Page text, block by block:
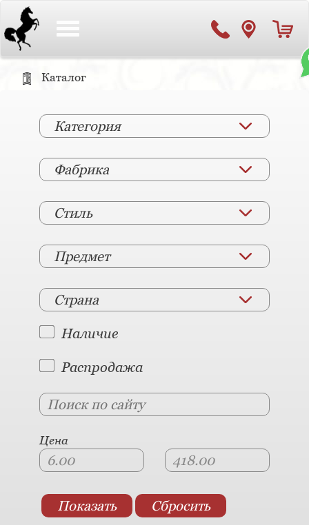
Каталог
Категория
Фабрика
Стиль
Предмет
Страна
Наличие
Распродажа
Цена